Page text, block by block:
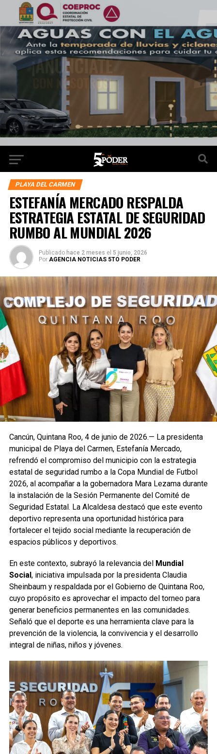
PLAYA DEL CARMEN
ESTEFANÍA MERCADO RESPALDA
ESTRATEGIA ESTATAL DE SEGURIDAD
RUMBO AL MUNDIAL 2026
Publicado hace 2 meses el 5 junio, 2026
Por AGENCIA NOTICIAS 5TO PODER
Cancún, Quintana Roo, 4 de junio de 2026.— La presidenta
municipal de Playa del Carmen, Estefanía Mercado,
refrendó el compromiso del municipio con la estrategia
estatal de seguridad rumbo a la Copa Mundial de Futbol
2026, al acompañar a la gobernadora Mara Lezama durante
la instalación de la Sesión Permanente del Comité de
Seguridad Estatal. La Alcaldesa destacó que este evento
deportivo representa una oportunidad histórica para
fortalecer el tejido social mediante la recuperación de
espacios públicos y deportivos.
En este contexto, subrayó la relevancia del Mundial
Social, iniciativa impulsada por la presidenta Claudia
Sheinbaum y respaldada por el Gobierno de Quintana Roo,
cuyo propósito es aprovechar el impacto del torneo para
generar beneficios permanentes en las comunidades.
Señaló que el deporte es una herramienta clave para la
prevención de la violencia, la convivencia y el desarrollo
integral de niñas, niños y jóvenes.